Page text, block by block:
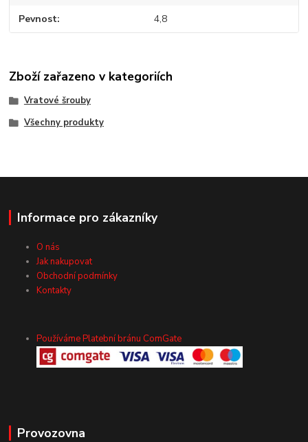
Pevnost 4,8
Zboží zařazeno v kategoriích
Vratové šrouby
Všechny produkty
Informace pro zákazníky
O nás
Jak nakupovat
Obchodní podmínky
Kontakty
Používáme Platební bránu ComGate
Provozovna